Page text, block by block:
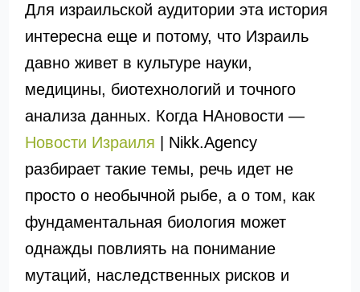
Для израильской аудитории эта история
интересна еще и потому, что Израиль
давно живет в культуре науки,
медицины, биотехнологий и точного
анализа данных. Когда НАновости —
Новости Израиля | Nikk.Agency
разбирает такие темы, речь идет не
просто о необычной рыбе, а о том, как
фундаментальная биология может
однажды повлиять на понимание
мутаций, наследственных рисков и